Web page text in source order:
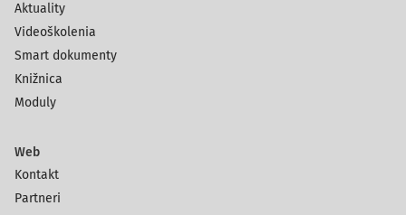
Aktuality
Videoškolenia
Smart dokumenty
Knižnica
Moduly
Web
Kontakt
Partneri